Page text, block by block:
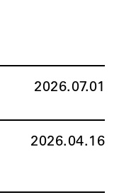
2026.07.01
2026.04.16